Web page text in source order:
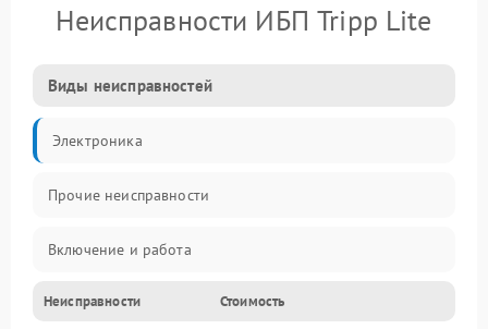
Неисправности ИБП Tripp Lite
Виды неисправностей
Электроника
Прочие неисправности
Включение и работа
Работа с нагрузкой
Неисправности Стоимость